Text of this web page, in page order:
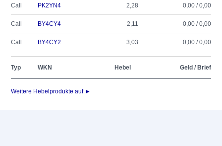
Call PK2YN4 2,28 0,00 / 0,00
Call BY4CY4 2,11 0,00 / 0,00
Call BY4CY2 3,03 0,00 / 0,00
Typ WKN Hebel Geld / Brief
Weitere Hebelprodukte auf ►